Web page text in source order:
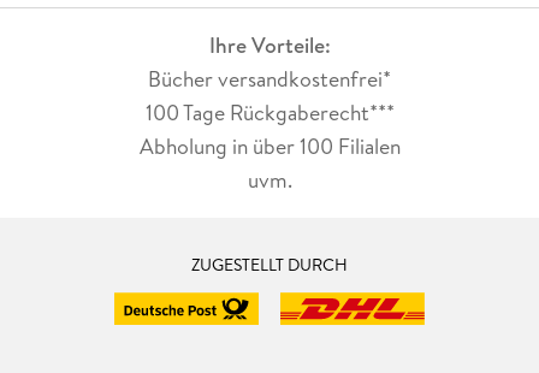
Ihre Vorteile:
Bücher versandkostenfrei*
100 Tage Rückgaberecht***
Abholung in über 100 Filialen
uvm.
ZUGESTELLT DURCH